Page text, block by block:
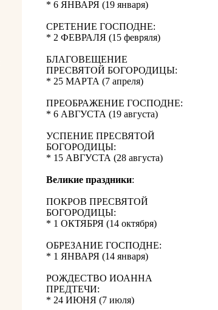
* 6 ЯНВАРЯ (19 января)
СРЕТЕНИЕ ГОСПОДНЕ:
* 2 ФЕВРАЛЯ (15 февряля)
БЛАГОВЕЩЕНИЕ
ПРЕСВЯТОЙ БОГОРОДИЦЫ:
* 25 МАРТА (7 апреля)
ПРЕОБРАЖЕНИЕ ГОСПОДНЕ:
* 6 АВГУСТА (19 августа)
УСПЕНИЕ ПРЕСВЯТОЙ
БОГОРОДИЦЫ:
* 15 АВГУСТА (28 августа)
Великие праздники:
ПОКРОВ ПРЕСВЯТОЙ
БОГОРОДИЦЫ:
* 1 ОКТЯБРЯ (14 октября)
ОБРЕЗАНИЕ ГОСПОДНЕ:
* 1 ЯНВАРЯ (14 января)
РОЖДЕСТВО ИОАННА
ПРЕДТЕЧИ:
* 24 ИЮНЯ (7 июля)